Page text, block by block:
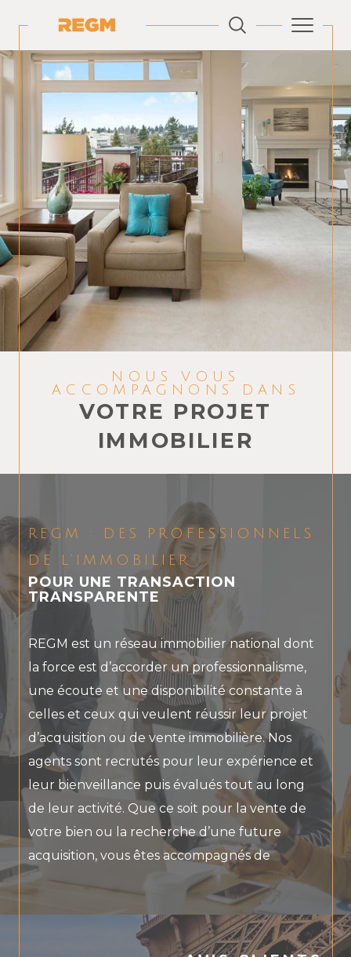
NOUS VOUS
ACCOMPAGNONS DANS
VOTRE PROJET
IMMOBILIER
REGM : DES PROFESSIONNELS
DE L’IMMOBILIER
POUR UNE TRANSACTION
TRANSPARENTE
REGM est un réseau immobilier national dont
la force est d’accorder un professionnalisme,
une écoute et une disponibilité constante à
celles et ceux qui veulent réussir leur projet
d’acquisition ou de vente immobilière. Nos
agents sont recrutés pour leur expérience et
leur bienveillance puis évalués tout au long
de leur activité. Que ce soit pour la vente de
votre bien ou la recherche d’une future
acquisition, vous êtes accompagnés de
manière continue avec des comptes-rendus
fidèles et transparents. Avec l’humain et la
proximité comme priorité, REGM allie aussi les
nouvelles technologies pour maximiser vos